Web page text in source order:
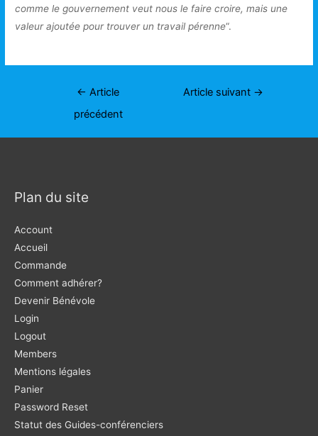
comme le gouvernement veut nous le faire croire, mais une
valeur ajoutée pour trouver un travail pérenne“.
Navigation
l’article
← Article
précédent
Article suivant →
Plan du site
Account
Accueil
Commande
Comment adhérer?
Devenir Bénévole
Login
Logout
Members
Mentions légales
Panier
Password Reset
Statut des Guides-conférenciers